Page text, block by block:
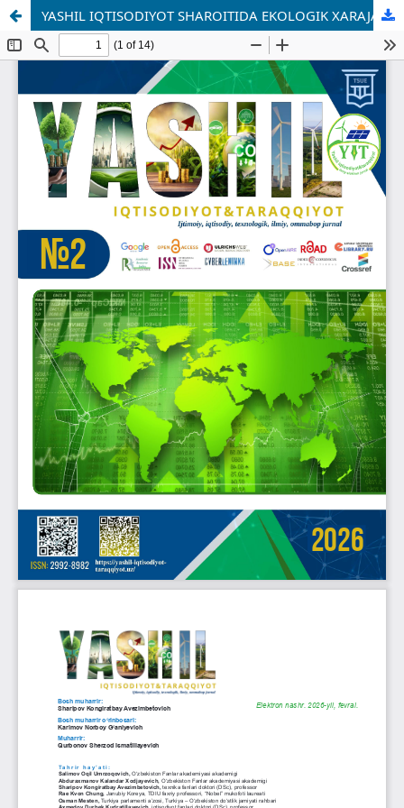
YASHIL IQTISODIYOT SHAROITIDA EKOLOGIK XARAJATLARNI BUXGALTERIYA HISOBIDA AKS ETTIRISH VA BAHOLASH